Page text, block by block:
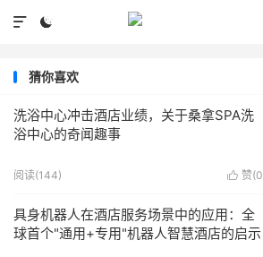


猜你喜欢
洗浴中心冲击酒店业绩，关于桑拿SPA洗
浴中心的奇闻趣事
 赞(0
阅读(144)
具身机器人在酒店服务场景中的应用：全
球首个"通用+专用"机器人智慧酒店的启示